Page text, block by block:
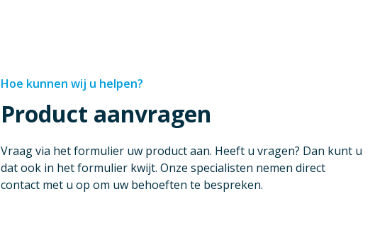
Hoe kunnen wij u helpen?
Product aanvragen
Vraag via het formulier uw product aan. Heeft u vragen? Dan kunt u
dat ook in het formulier kwijt. Onze specialisten nemen direct
contact met u op om uw behoeften te bespreken.